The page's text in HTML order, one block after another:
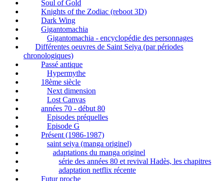
Soul of Gold
Knights of the Zodiac (reboot 3D)
Dark Wing
Gigantomachia
Gigantomachia - encyclopédie des personnages
Différentes oeuvres de Saint Seiya (par périodes
chronologiques)
Passé antique
Hypermythe
18ème siècle
Next dimension
Lost Canvas
années 70 - début 80
Episodes préquelles
Episode G
Présent (1986-1987)
saint seiya (manga originel)
adaptations du manga originel
série des années 80 et revival Hadès, les chapitres
adaptation netflix récente
Futur proche